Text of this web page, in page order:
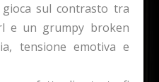
sul contrasto tra
e un grumpy broken
tensione emotiva e